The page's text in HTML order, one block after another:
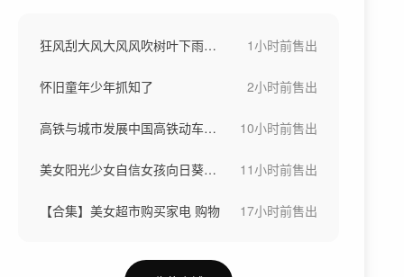
狂风刮大风大风风吹树叶下雨天刮风下雨 1小时前售出
怀旧童年少年抓知了 2小时前售出
高铁与城市发展中国高铁动车高铁站候车大厅 10小时前售出
美女阳光少女自信女孩向日葵稻田骑车画画 11小时前售出
【合集】美女超市购买家电 购物 17小时前售出